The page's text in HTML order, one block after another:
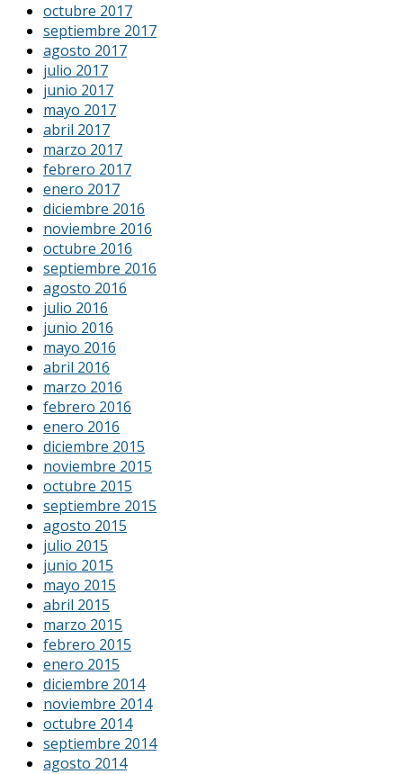
octubre 2017
septiembre 2017
agosto 2017
julio 2017
junio 2017
mayo 2017
abril 2017
marzo 2017
febrero 2017
enero 2017
diciembre 2016
noviembre 2016
octubre 2016
septiembre 2016
agosto 2016
julio 2016
junio 2016
mayo 2016
abril 2016
marzo 2016
febrero 2016
enero 2016
diciembre 2015
noviembre 2015
octubre 2015
septiembre 2015
agosto 2015
julio 2015
junio 2015
mayo 2015
abril 2015
marzo 2015
febrero 2015
enero 2015
diciembre 2014
noviembre 2014
octubre 2014
septiembre 2014
agosto 2014